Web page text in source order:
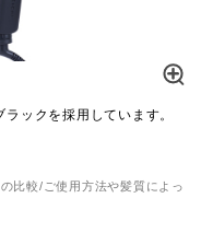
ックを採用しています。
比較/ご使用方法や髪質によっ